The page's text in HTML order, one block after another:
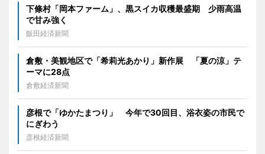
下條村「岡本ファーム」、黒スイカ収穫最盛期 少雨高温
で甘み強く
飯田経済新聞
倉敷・美観地区で「希莉光あかり」新作展 「夏の涼」テ
ーマに28点
倉敷経済新聞
彦根で「ゆかたまつり」 今年で30回目、浴衣姿の市民で
にぎわう
彦根経済新聞